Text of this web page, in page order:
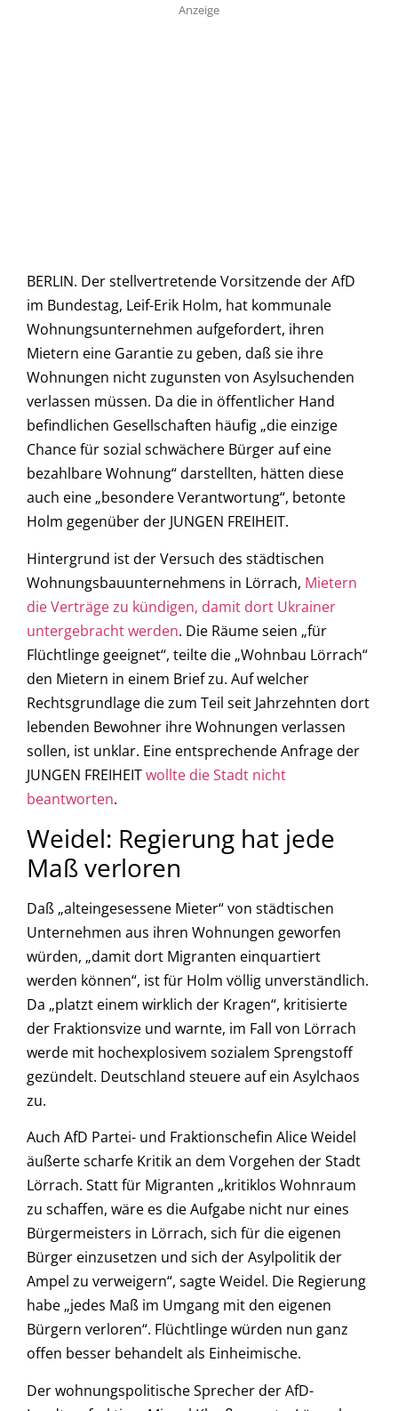
Anzeige
BERLIN. Der stellvertretende Vorsitzende der AfD
im Bundestag, Leif-Erik Holm, hat kommunale
Wohnungsunternehmen aufgefordert, ihren
Mietern eine Garantie zu geben, daß sie ihre
Wohnungen nicht zugunsten von Asylsuchenden
verlassen müssen. Da die in öffentlicher Hand
befindlichen Gesellschaften häufig „die einzige
Chance für sozial schwächere Bürger auf eine
bezahlbare Wohnung“ darstellten, hätten diese
auch eine „besondere Verantwortung“, betonte
Holm gegenüber der JUNGEN FREIHEIT.
Hintergrund ist der Versuch des städtischen
Wohnungsbauunternehmens in Lörrach, Mietern
die Verträge zu kündigen, damit dort Ukrainer
untergebracht werden. Die Räume seien „für
Flüchtlinge geeignet“, teilte die „Wohnbau Lörrach“
den Mietern in einem Brief zu. Auf welcher
Rechtsgrundlage die zum Teil seit Jahrzehnten dort
lebenden Bewohner ihre Wohnungen verlassen
sollen, ist unklar. Eine entsprechende Anfrage der
JUNGEN FREIHEITwollte die Stadt nicht
beantworten.
Weidel: Regierung hat jede
Maß verloren
Daß „alteingesessene Mieter“ von städtischen
Unternehmen aus ihren Wohnungen geworfen
würden, „damit dort Migranten einquartiert
werden können“, ist für Holm völlig unverständlich.
Da „platzt einem wirklich der Kragen“, kritisierte
der Fraktionsvize und warnte, im Fall von Lörrach
werde mit hochexplosivem sozialem Sprengstoff
gezündelt. Deutschland steuere auf ein Asylchaos
zu.
Auch AfD Partei- und Fraktionschefin Alice Weidel
äußerte scharfe Kritik an dem Vorgehen der Stadt
Lörrach. Statt für Migranten „kritiklos Wohnraum
zu schaffen, wäre es die Aufgabe nicht nur eines
Bürgermeisters in Lörrach, sich für die eigenen
Bürger einzusetzen und sich der Asylpolitik der
Ampel zu verweigern“, sagte Weidel. Die Regierung
habe „jedes Maß im Umgang mit den eigenen
Bürgern verloren“. Flüchtlinge würden nun ganz
offen besser behandelt als Einheimische.
Der wohnungspolitische Sprecher der AfD-